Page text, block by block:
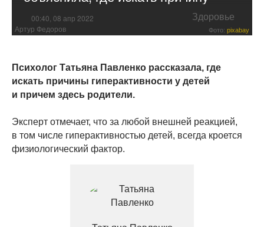
00:40, 08 апр 2022 Здоровье
Артур Федоров Фото: pixabay
Психолог Татьяна Павленко рассказала, где
искать причины гиперактивности у детей
и причем здесь родители.
Эксперт отмечает, что за любой внешней реакцией,
в том числе гиперактивностью детей, всегда кроется
физиологический фактор.